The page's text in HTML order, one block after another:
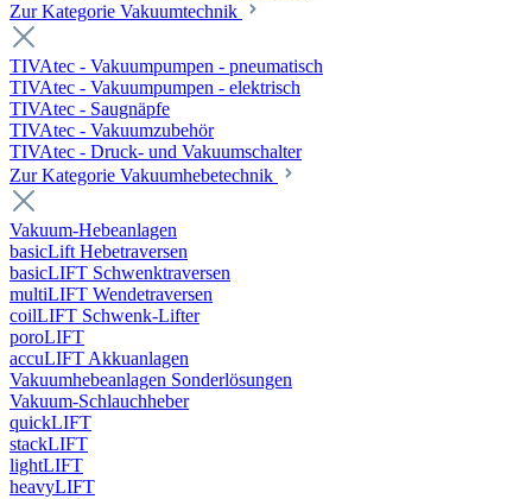
Zur Kategorie Vakuumtechnik
TIVAtec - Vakuumpumpen - pneumatisch
TIVAtec - Vakuumpumpen - elektrisch
TIVAtec - Saugnäpfe
TIVAtec - Vakuumzubehör
TIVAtec - Druck- und Vakuumschalter
Zur Kategorie Vakuumhebetechnik
Vakuum-Hebeanlagen
basicLift Hebetraversen
basicLIFT Schwenktraversen
multiLIFT Wendetraversen
coilLIFT Schwenk-Lifter
poroLIFT
accuLIFT Akkuanlagen
Vakuumhebeanlagen Sonderlösungen
Vakuum-Schlauchheber
quickLIFT
stackLIFT
lightLIFT
heavyLIFT